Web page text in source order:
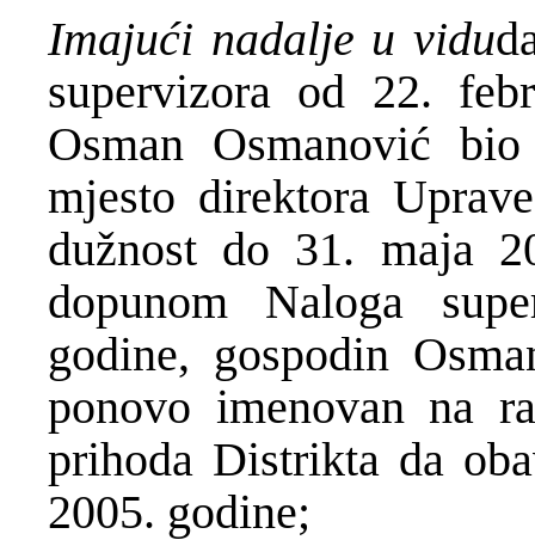
Imajući nadalje u vidu
supervizora od 22.
Osman Osmanović
mjesto direktora
dužnost do 31. maja
dopunom Naloga
godine, gospodin
ponovo imenovan na
prihoda Distrikta da
2005. godine;